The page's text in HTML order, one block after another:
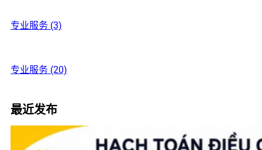
专业服务 (3)
专业服务 (20)
最近发布